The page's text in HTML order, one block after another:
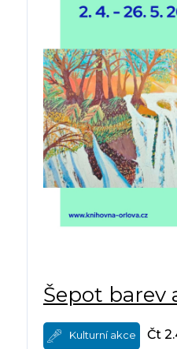
Šepot barev
Kulturní akce
Čt